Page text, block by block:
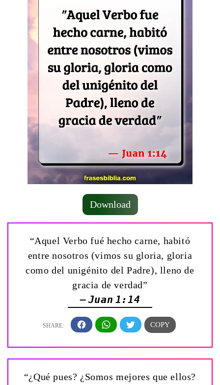
Download
“Aquel Verbo fué hecho carne, habitó
entre nosotros (vimos su gloria, gloria
como del unigénito del Padre), lleno de
gracia de verdad”
— Juan 1:14
“¿Qué pues? ¿Somos mejores que ellos?